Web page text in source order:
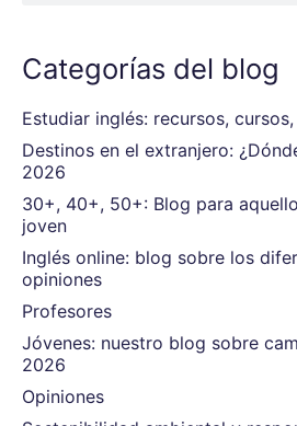
Categorías del blog
Estudiar inglés: recursos,
Destinos en el extranjero:
2026
30+, 40+, 50+: Blog para
joven
Inglés online: blog sobre los
opiniones
Profesores
Jóvenes: nuestro blog sobre
2026
Opiniones